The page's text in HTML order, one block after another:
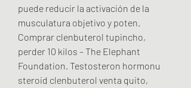
puede reducir la activación de la
musculatura objetivo y poten.
Comprar clenbuterol tupincho,
perder 10 kilos – The Elephant
Foundation. Testosteron hormonu
steroid clenbuterol venta quito,